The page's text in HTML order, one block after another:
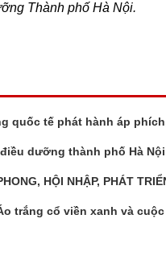
Thành phố Hà Nội.
quốc tế phát hành áp
dưỡng thành phố Hà Nội
HỘI NHẬP, PHÁT
trắng cổ viền xanh và